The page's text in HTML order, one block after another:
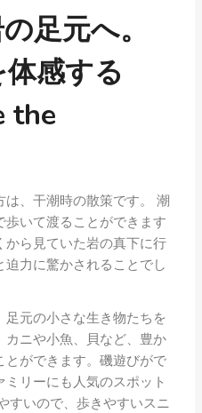
足元へ。
感する
the
、干潮時の散策です。 潮
いて渡ることができます
から見ていた岩の真下に行
迫力に驚かされることでし
元の小さな生き物たちを
ニや小魚、貝など、豊か
ができます。磯遊びがで
リーにも人気のスポット
すいので、歩きやすいスニ